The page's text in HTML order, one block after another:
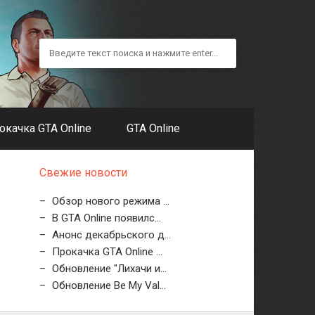
GTA Online GTA Online
Свежие новости
Обзор нового режима ...
В GTA Online появилс...
Анонс декабрьского д...
Прокачка GTA Online ...
Обновление "Лихачи и...
Обновление Be My Val...